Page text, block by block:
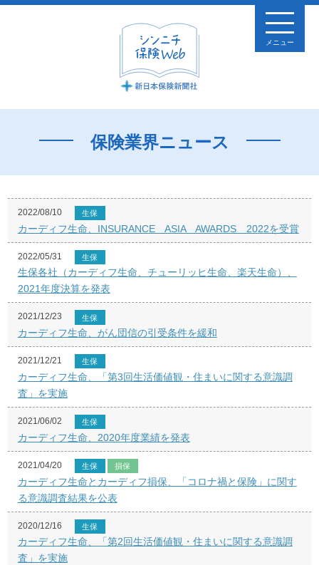
メニュー
保険業界ニュース
2022/08/10 生保
カーディフ生命、INSURANCE ASIA AWARDS 2022を受賞
2022/05/31 生保
生保各社（カーディフ生命、チューリッヒ生命、楽天生命）、
2021年度決算を発表
2021/12/23 生保
カーディフ生命、がん団信の引受条件を緩和
2021/12/21 生保
カーディフ生命、「第3回生活価値観・住まいに関する意識調
査」を実施
2021/06/02 生保
カーディフ生命、2020年度業績を発表
2021/04/20 生保 損保
カーディフ生命とカーディフ損保、「コロナ禍と保険」に関す
る意識調査結果を公表
2020/12/16 生保
カーディフ生命、「第2回生活価値観・住まいに関する意識調
査」を実施